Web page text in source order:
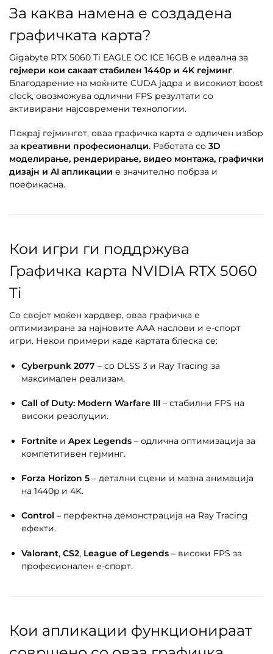
За каква намена е создадена
графичката карта?
Gigabyte RTX 5060 Ti EAGLE OC ICE 16GB е идеална за
гејмери кои сакаат стабилен 1440p и 4K гејминг.
Благодарение на моќните CUDA јадра и високиот boost
clock, овозможува одлични FPS резултати со
активирани најсовремени технологии.
Покрај гејмингот, оваа графичка карта е одличен избор
за креативни професионалци. Работата со 3D
моделирање, рендерирање, видео монтажа, графички
дизајн и AI апликации е значително побрза и
поефикасна.
Кои игри ги поддржува
Графичка карта NVIDIA RTX 5060
Ti
Со својот моќен хардвер, оваа графичка е
оптимизирана за најновите AAA наслови и е-спорт
игри. Некои примери каде картата блеска се:
Cyberpunk 2077 – со DLSS 3 и Ray Tracing за
максимален реализам.
Call of Duty: Modern Warfare III – стабилни FPS на
високи резолуции.
Fortnite и Apex Legends – одлична оптимизација за
компетитивен гејминг.
Forza Horizon 5 – детални сцени и мазна анимација
на 1440p и 4K.
Control – перфектна демонстрација на Ray Tracing
ефекти.
Valorant, CS2, League of Legends – високи FPS за
професионален е-спорт.
Кои апликации функционираат